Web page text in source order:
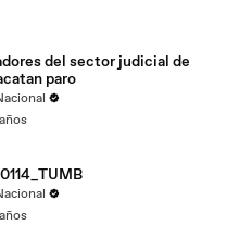
del sector judicial de
paro